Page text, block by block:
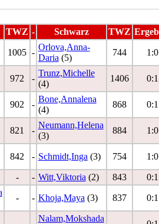
TWZ - Schwarz TWZ
1005 -
Orlova,Anna-
Daria (5)
744 1:0
972 -
Trunz,Michelle
(4)
1406 0:1
902 -
Bone,Annalena
(4)
868 0:1
821 -
Neumann,Helena
(3)
884 1:0
842 - Schmidt,Inga (3) 754 1:0
- - Witt,Viktoria (2) 843 0:1
- - Khoja,Maya (3) 837 0:1
Nalam,Mokshada